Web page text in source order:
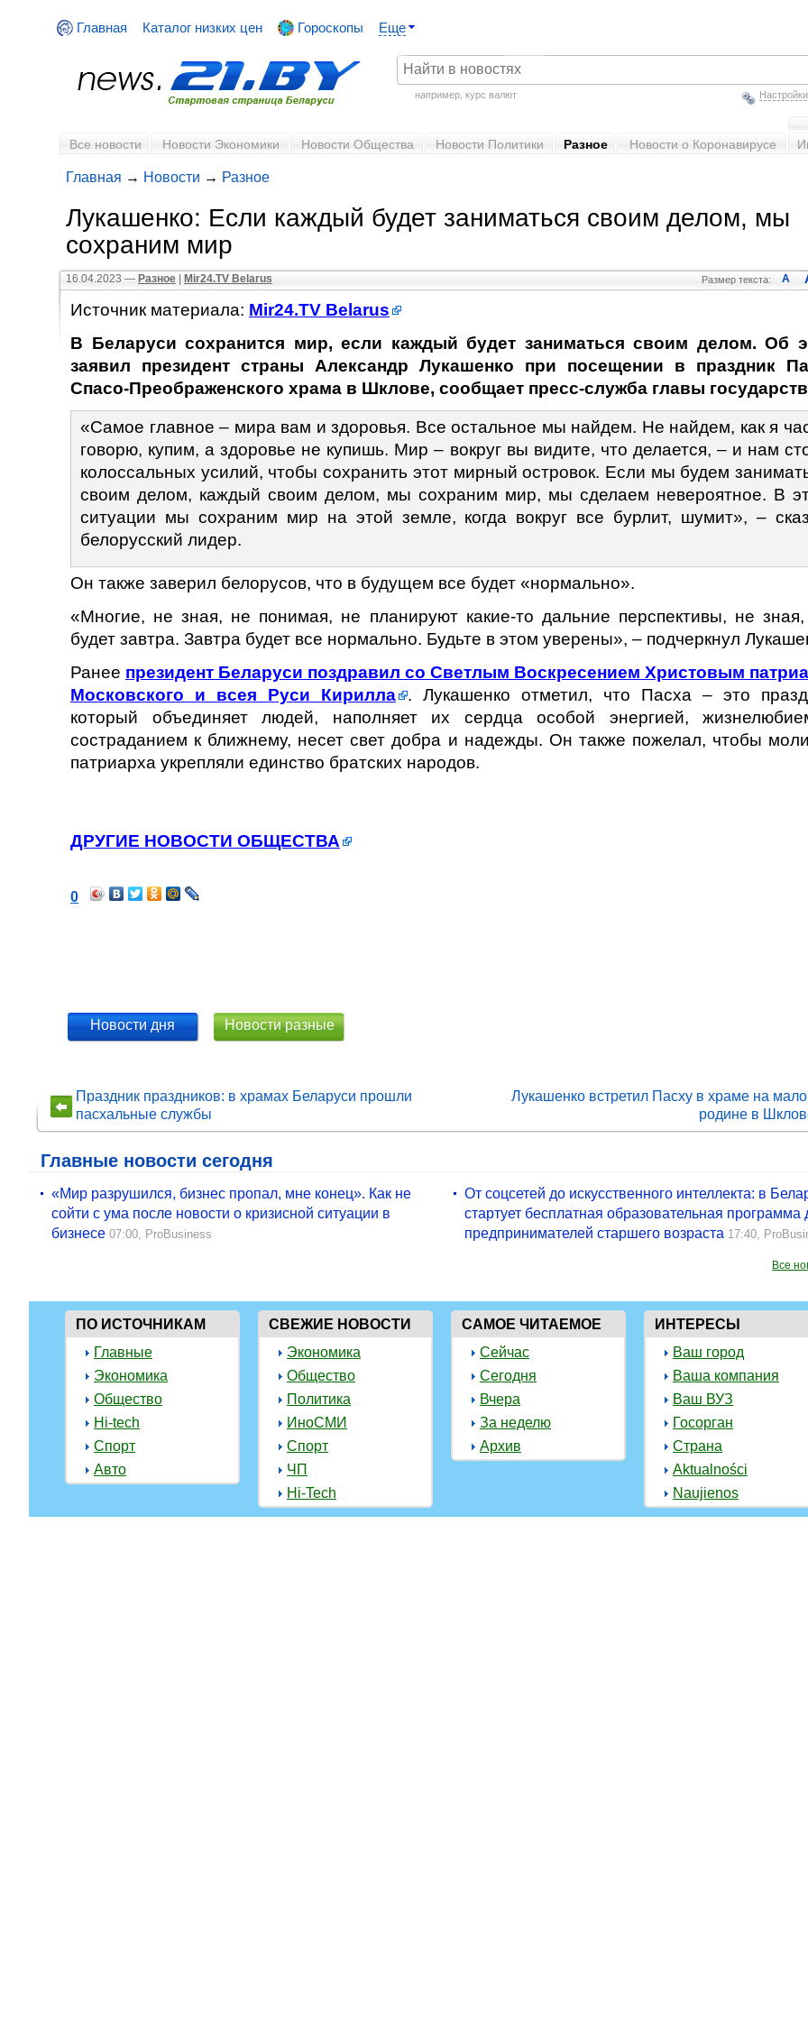
Главная Каталог низких цен Гороскопы Еще
например, курс валют
Все новости Новости Экономики Новости Общества Новости Политики Разное Новости о Коронавирусе
Главная → Новости → Разное
Лукашенко: Если каждый будет заниматься своим делом, мы
сохраним мир
16.04.2023 — Разное Mir24.TV Belarus Размер текста: A
Источник материала: Mir24.TV Belarus
В Беларуси сохранится мир, если каждый будет заниматься своим делом. Об
заявил президент страны Александр Лукашенко при посещении в праздник
Спасо-Преображенского храма в Шклове, сообщает пресс-служба главы
«Самое главное – мира вам и здоровья. Все остальное мы найдем. Не найдем, как я
говорю, купим, а здоровье не купишь. Мир – вокруг вы видите, что делается, – и нам
колоссальных усилий, чтобы сохранить этот мирный островок. Если мы будем
своим делом, каждый своим делом, мы сохраним мир, мы сделаем невероятное. В
ситуации мы сохраним мир на этой земле, когда вокруг все бурлит, шумит», –
белорусский лидер.
Он также заверил белорусов, что в будущем все будет «нормально».
«Многие, не зная, не понимая, не планируют какие-то дальние перспективы, не зная,
будет завтра. Завтра будет все нормально. Будьте в этом уверены», – подчеркнул
Ранее президент Беларуси поздравил со Светлым Воскресением Христовым
Московского и всея Руси Кирилла
. Лукашенко отметил, что Пасха – это
который объединяет людей, наполняет их сердца особой энергией,
состраданием к ближнему, несет свет добра и надежды. Он также пожелал, чтобы
патриарха укрепляли единство братских народов.
ДРУГИЕ НОВОСТИ ОБЩЕСТВА
0
Новости дня Новости разные
Праздник праздников: в храмах Беларуси прошли
пасхальные службы
Лукашенко встретил Пасху в храме на
родине в
Главные новости сегодня
«Мир разрушился, бизнес пропал, мне конец». Как не
сойти с ума после новости о кризисной ситуации в
бизнесе 07:00, ProBusiness
От соцсетей до искусственного интеллекта: в
стартует бесплатная образовательная программа
предпринимателей старшего возраста 17:40,
Все
ПО ИСТОЧНИКАМ
Главные
Экономика
Общество
Hi-tech
Спорт
Авто
СВЕЖИЕ НОВОСТИ
Экономика
Общество
Политика
ИноСМИ
Спорт
ЧП
Hi-Tech
САМОЕ ЧИТАЕМОЕ
Сейчас
Сегодня
Вчера
За неделю
Архив
ИНТЕРЕСЫ
Ваш город
Ваша компания
Ваш ВУЗ
Госорган
Страна
Aktualności
Naujienos